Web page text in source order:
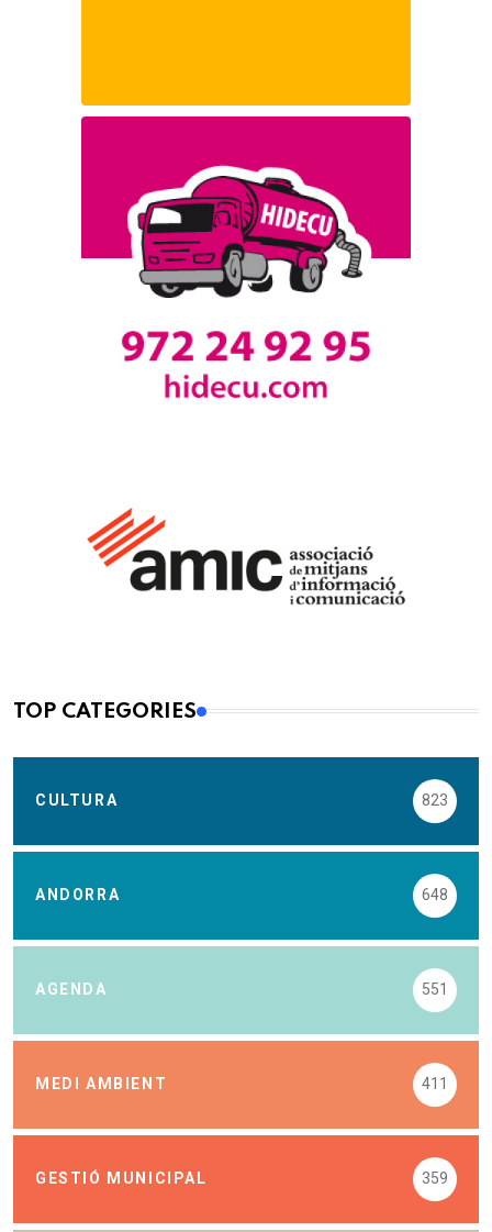
TOP CATEGORIES
CULTURA 823
ANDORRA 648
AGENDA 551
MEDI AMBIENT 411
GESTIÓ MUNICIPAL 359